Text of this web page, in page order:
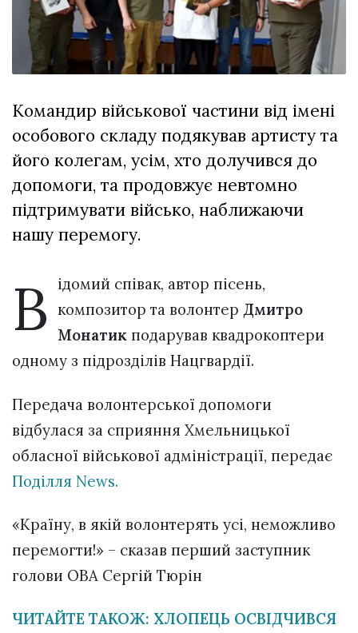
залишив у
Луцьку
три...
27 Липня 2026
724 переглядів
Всі розділи
Персона
Лайф
Афіша
ZONE 18+
Контакти
Командир військової частини від імені
особового складу подякував артисту та
його колегам, усім, хто долучився до
допомоги, та продовжує невтомно
підтримувати військо, наближаючи
нашу перемогу.
В
ідомий співак, автор пісень,
композитор та волонтерДмитро
Монатик подарував квадрокоптери
одному з підрозділів Нацгвардії.
Передача волонтерської допомоги
відбулася за сприяння Хмельницької
обласної військової адміністрації, передає
Поділля News.
«Країну, в якій волонтерять усі, неможливо
перемогти!» – сказав перший заступник
голови ОВА Сергій Тюрін
ЧИТАЙТЕ ТАКОЖ: ХЛОПЕЦЬ ОСВІДЧИВСЯ